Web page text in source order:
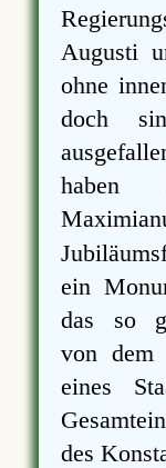
Augusti
ohne
doch
haben
ein
das so
von
eines
des